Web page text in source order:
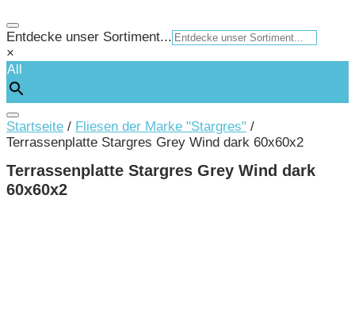
Entdecke unser Sortiment...
×
All
Startseite / Fliesen der Marke "Stargres" /
Terrassenplatte Stargres Grey Wind dark 60x60x2
Terrassenplatte Stargres Grey Wind dark
60x60x2